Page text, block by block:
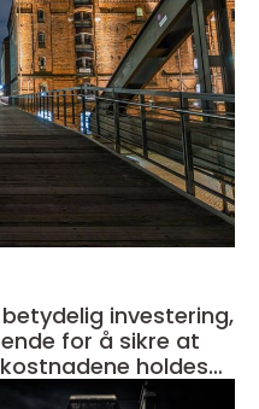
investering,
for å sikre at
holdes